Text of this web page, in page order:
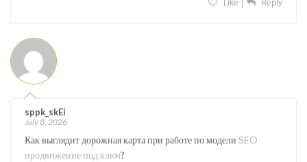
Like Reply
sppk_skEi
July 8, 2026
Как выглядит дорожная карта при работе по модели SEO
продвижение под ключ?